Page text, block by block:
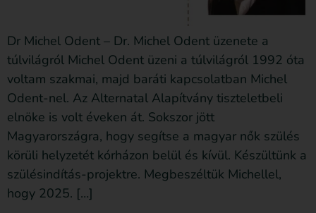
Dr Michel Odent – Dr. Michel Odent üzenete a
túlvilágról Michel Odent üzeni a túlvilágról 1992 óta
voltam szakmai, majd baráti kapcsolatban Michel
Odent-nel. Az Alternatal Alapítvány tiszteletbeli
elnöke is volt éveken át. Sokszor jött
Magyarországra, hogy segítse a magyar nők szülés
körüli helyzetét kórházon belül és kívül. Készültünk a
szülésindítás-projektre. Megbeszéltük Michellel,
hogy 2025. […]